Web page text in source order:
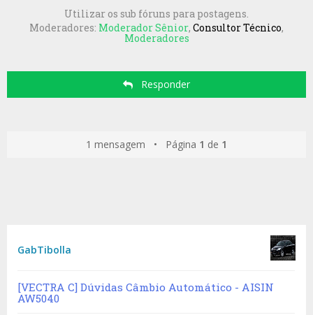
Utilizar os sub fóruns para postagens.
Moderadores: Moderador Sênior, Consultor Técnico,
Moderadores
Responder
1 mensagem • Página 1 de 1
GabTibolla
[VECTRA C] Dúvidas Câmbio Automático - AISIN
AW5040